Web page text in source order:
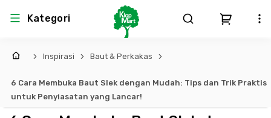
Kategori
Arsitektur
Atap & Rangka
Struktural
Produk Teknikal & Kimia
MEP
Sistem Pengudaraan
Interior
Landscape
Inspirasi Baut & Perkakas
6 Cara Membuka Baut Slek dengan Mudah: Tips dan Trik Praktis
untuk Penyiasatan yang Lancar!